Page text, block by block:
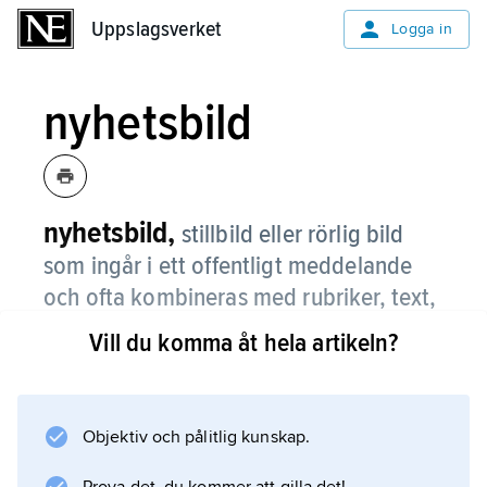
Uppslagsverket Logga in
nyhetsbild
nyhetsbild, stillbild eller rörlig bild
som ingår i ett offentligt meddelande
och ofta kombineras med rubriker, text,
tal etc.
bara illustrerar en nyhet. Snabb teknisk
Vill du komma åt hela artikeln?
Objektiv och pålitlig kunskap.